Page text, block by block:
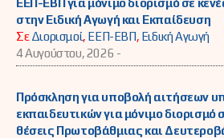
ΕΕΠ-ΕΒΠ για μόνιμο διορισμό σε
στην Ειδική Αγωγή και Εκπαίδευση
ΣεΔιορισμοί, ΕΕΠ-ΕΒΠ, Ειδική Αγωγή
4 Αυγούστου, 2026 -
Πρόσκληση για υποβολή αιτήσεων
εκπαιδευτικών για μόνιμο διορισμό
θέσεις Πρωτοβάθμιας και